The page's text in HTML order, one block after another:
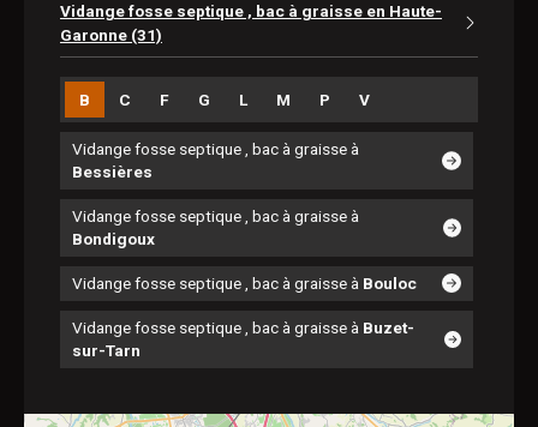
Vidange fosse septique , bac à graisse en Haute-
Garonne (31)
B C F G L M P V
Vidange fosse septique , bac à graisse à
Bessières
Vidange fosse septique , bac à graisse à
Bondigoux
Vidange fosse septique , bac à graisse à Bouloc
Vidange fosse septique , bac à graisse à Buzet-
sur-Tarn